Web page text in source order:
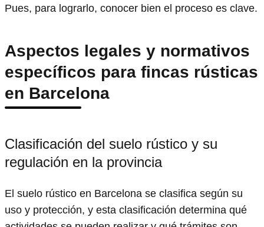
Pues, para lograrlo, conocer bien el proceso es clave.
Aspectos legales y normativos
específicos para fincas rústicas
en Barcelona
Clasificación del suelo rústico y su
regulación en la provincia
El suelo rústico en Barcelona se clasifica según su
uso y protección, y esta clasificación determina qué